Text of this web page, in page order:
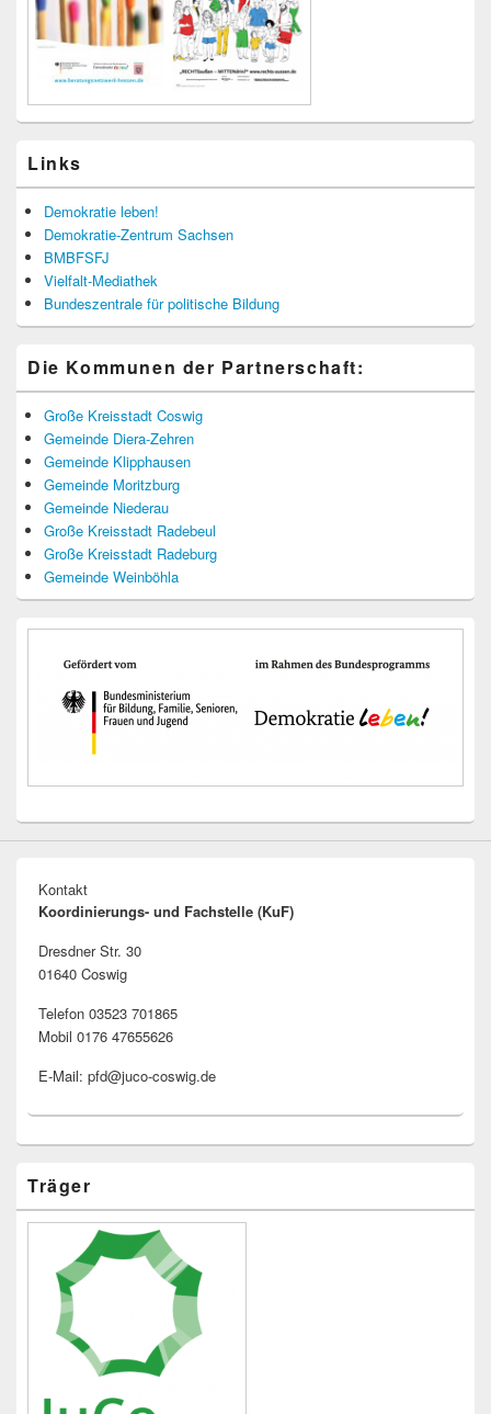
Links
Demokratie leben!
Demokratie-Zentrum Sachsen
BMBFSFJ
Vielfalt-Mediathek
Bundeszentrale für politische Bildung
Die Kommunen der Partnerschaft:
Große Kreisstadt Coswig
Gemeinde Diera-Zehren
Gemeinde Klipphausen
Gemeinde Moritzburg
Gemeinde Niederau
Große Kreisstadt Radebeul
Große Kreisstadt Radeburg
Gemeinde Weinböhla
Kontakt
Koordinierungs- und Fachstelle (KuF)
Dresdner Str. 30
01640 Coswig
Telefon 03523 701865
Mobil 0176 47655626
E-Mail: pfd@juco-coswig.de
Träger